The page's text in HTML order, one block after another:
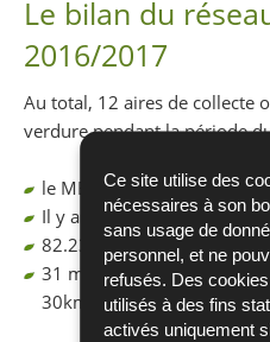
Ce site utilise des
nécessaires à son
sans usage de
personnel, et ne
refusés. Des
utilisés à des fins
activés uniquement
Le bilan du
2016/2017
Au total, 12 aires de collecte
verdure pendant la période
le MBR a reçu 415 appels
Il y a eu des collectes sur
82.233 m3 de déchets de
31 machines de collecte
30km aller et retour par